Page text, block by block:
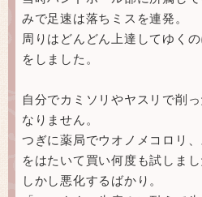
みで足速は落ちミスを連発。
周りはどんどん上達してゆく
をしました。
自分でカミソリやヤスリで削
なりません。
つぎに薬局でウオノメコロリ
をはたいて買い何度も試しまし
しかし悪化するばかり。